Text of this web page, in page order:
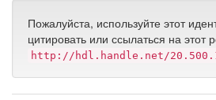
Пожалуйста, используйте этот
цитировать или ссылаться на этот
http://hdl.handle.net/